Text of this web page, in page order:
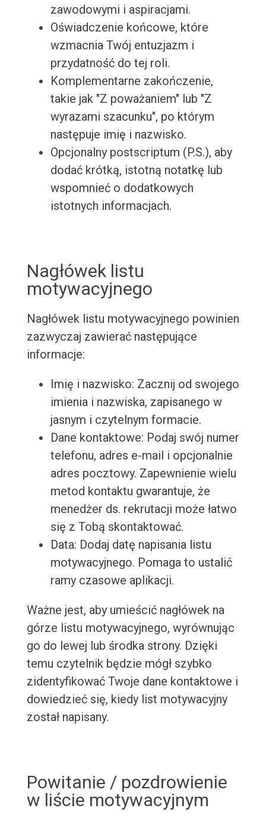
zawodowymi i aspiracjami.
Oświadczenie końcowe, które
wzmacnia Twój entuzjazm i
przydatność do tej roli.
Komplementarne zakończenie,
takie jak "Z poważaniem" lub "Z
wyrazami szacunku", po którym
następuje imię i nazwisko.
Opcjonalny postscriptum (P.S.), aby
dodać krótką, istotną notatkę lub
wspomnieć o dodatkowych
istotnych informacjach.
Nagłówek listu
motywacyjnego
Nagłówek listu motywacyjnego powinien
zazwyczaj zawierać następujące
informacje:
Imię i nazwisko: Zacznij od swojego
imienia i nazwiska, zapisanego w
jasnym i czytelnym formacie.
Dane kontaktowe: Podaj swój numer
telefonu, adres e-mail i opcjonalnie
adres pocztowy. Zapewnienie wielu
metod kontaktu gwarantuje, że
menedżer ds. rekrutacji może łatwo
się z Tobą skontaktować.
Data: Dodaj datę napisania listu
motywacyjnego. Pomaga to ustalić
ramy czasowe aplikacji.
Ważne jest, aby umieścić nagłówek na
górze listu motywacyjnego, wyrównując
go do lewej lub środka strony. Dzięki
temu czytelnik będzie mógł szybko
zidentyfikować Twoje dane kontaktowe i
dowiedzieć się, kiedy list motywacyjny
został napisany.
Powitanie / pozdrowienie
w liście motywacyjnym